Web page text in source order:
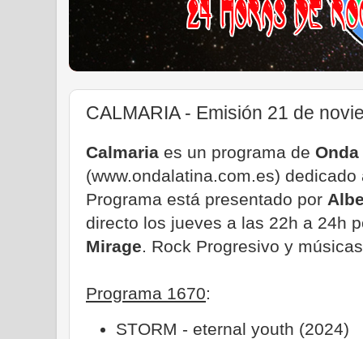
CALMARIA - Emisión 21 de
Calmaria es un programa de
(www.ondalatina.com.es)
Programa está presentado por
directo los jueves a las 22h a 24h
Mirage. Rock Progresivo y
Programa 1670:
STORM - eternal youth (2024)